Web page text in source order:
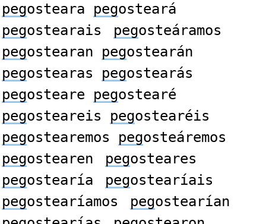
pegosteara pegosteará
pegostearais pegosteáramos
pegostearan pegostearán
pegostearas pegostearás
pegosteare pegostearé
pegosteareis pegostearéis
pegostearemos pegosteáremos
pegostearen pegosteares
pegostearía pegostearíais
pegostearíamos pegostearían